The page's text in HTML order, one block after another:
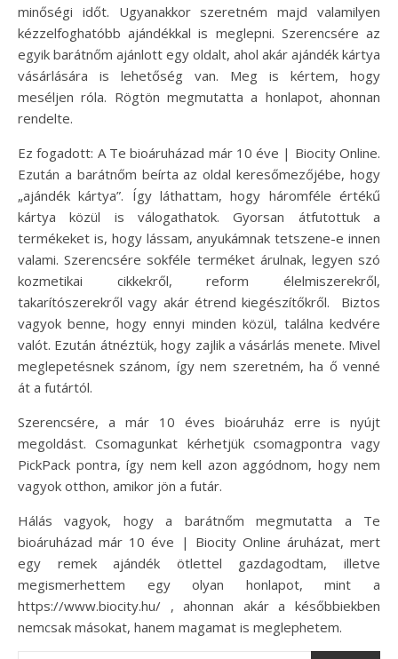
minőségi időt. Ugyanakkor szeretném majd valamilyen
kézzelfoghatóbb ajándékkal is meglepni. Szerencsére az
egyik barátnőm ajánlott egy oldalt, ahol akár ajándék kártya
vásárlására is lehetőség van. Meg is kértem, hogy
meséljen róla. Rögtön megmutatta a honlapot, ahonnan
rendelte.
Ez fogadott: A Te bioáruházad már 10 éve | Biocity Online.
Ezután a barátnőm beírta az oldal keresőmezőjébe, hogy
„ajándék kártya”. Így láthattam, hogy háromféle értékű
kártya közül is válogathatok. Gyorsan átfutottuk a
termékeket is, hogy lássam, anyukámnak tetszene-e innen
valami. Szerencsére sokféle terméket árulnak, legyen szó
kozmetikai cikkekről, reform élelmiszerekről,
takarítószerekről vagy akár étrend kiegészítőkről. Biztos
vagyok benne, hogy ennyi minden közül, találna kedvére
valót. Ezután átnéztük, hogy zajlik a vásárlás menete. Mivel
meglepetésnek szánom, így nem szeretném, ha ő venné
át a futártól.
Szerencsére, a már 10 éves bioáruház erre is nyújt
megoldást. Csomagunkat kérhetjük csomagpontra vagy
PickPack pontra, így nem kell azon aggódnom, hogy nem
vagyok otthon, amikor jön a futár.
Hálás vagyok, hogy a barátnőm megmutatta a Te
bioáruházad már 10 éve | Biocity Online áruházat, mert
egy remek ajándék ötlettel gazdagodtam, illetve
megismerhettem egy olyan honlapot, mint a
https://www.biocity.hu/ , ahonnan akár a későbbiekben
nemcsak másokat, hanem magamat is meglephetem.